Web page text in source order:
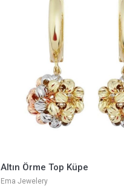
Baget Taşlı Yuvarlak Charm
Ema Jewelery